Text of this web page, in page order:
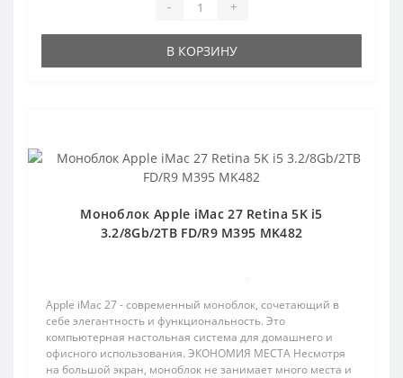
- +
В КОРЗИНУ
Моноблок Apple iMac 27 Retina 5K i5
3.2/8Gb/2TB FD/R9 M395 MK482
Apple iMac 27 - современный моноблок, сочетающий в
себе элегантность и функциональность. Это
компьютерная настольная система для домашнего и
офисного использования. ЭКОНОМИЯ МЕСТА Несмотря
на большой экран, моноблок не занимает много места и